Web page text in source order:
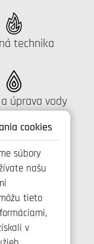
cookies
súbory
našu
tieto
v
technika
úprava vody